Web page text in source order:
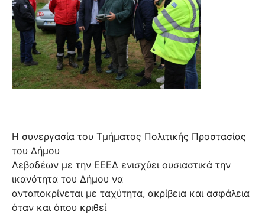
Η συνεργασία του Τμήματος Πολιτικής Προστασίας
του Δήμου
Λεβαδέων με την ΕΕΕΔ ενισχύει ουσιαστικά την
ικανότητα του Δήμου να
ανταποκρίνεται με ταχύτητα, ακρίβεια και ασφάλεια
όταν και όπου κριθεί